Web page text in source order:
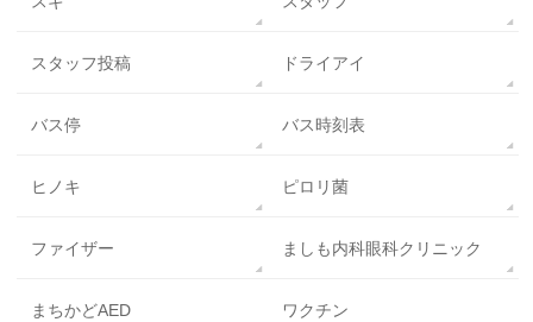
スタッフ投稿 ドライアイ
バス停 バス時刻表
ヒノキ ピロリ菌
ファイザー ましも内科眼科クリニック
まちかどAED ワクチン